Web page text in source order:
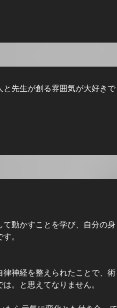
先生が創る雰囲気が大好きで
動かすことを学び、自分の身
。
神経を整えられたことで、術
。と思えてなりません。